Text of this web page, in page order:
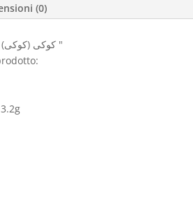
(0)
Biscotti(cookie) کوکی (کوکی) نوشین 6,5 "